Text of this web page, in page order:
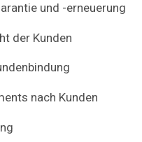
und -erneuerung
der Kunden
nach Kunden